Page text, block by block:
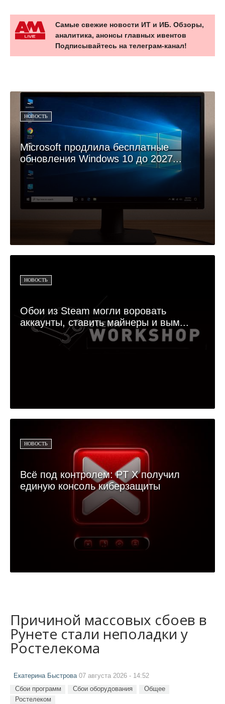
Самые свежие новости ИТ и ИБ. Обзоры,
аналитика, анонсы главных ивентов
Подписывайтесь на телеграм-канал!
НОВОСТЬ
Microsoft продлила бесплатные
обновления Windows 10 до 2027...
НОВОСТЬ
Обои из Steam могли воровать
аккаунты, ставить майнеры и вым...
НОВОСТЬ
Всё под контролем: PT X получил
единую консоль киберзащиты
Причиной массовых сбоев в
Рунете стали неполадки у
Ростелекома
Екатерина Быстрова07 августа 2026 - 14:52
Сбои программ Сбои оборудования
Общее
Ростелеком